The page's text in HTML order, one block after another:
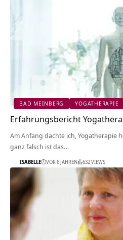
BAD MEINBERG YOGATHERAPIE
Erfahrungsbericht
Am Anfang dachte ich, Yogatherapie
ganz falsch ist das…
ISABELLE VOR 6 JAHREN 632 VIEWS